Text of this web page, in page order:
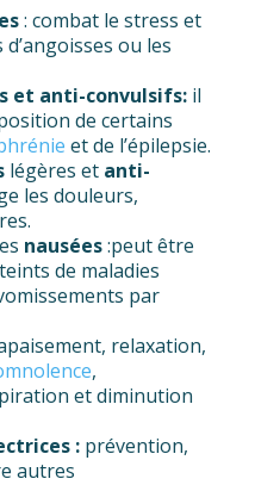
: combat le stress et
d’angoisses ou les
et anti-convulsifs: il
de certains
et de l’épilepsie.
légères et anti-
les douleurs,
nausées:peut être
de maladies
par
relaxation,
,
et diminution
: prévention,
autres